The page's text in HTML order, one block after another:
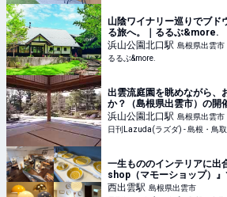
山陰ワイナリー巡りでブド
る旅へ。｜るるぶ&more.
浜山公園北口駅 島根県出雲市
るるぶ&more.
出雲流庭園を眺めながら、
か？（島根県出雲市）の開
ダ) - 島根・鳥取を知る、見
Webマガジン
浜山公園北口駅 島根県出雲市
一生もののインテリアに出
shop（マモーショップ）
Lazuda
西出雲駅 島根県出雲市